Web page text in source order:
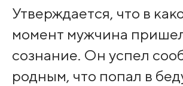
Утверждается, что в
момент мужчина
сознание. Он успел
родным, что попал в